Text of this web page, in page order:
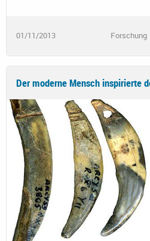
01/11/2013 Forschung
Der moderne Mensch inspirierte